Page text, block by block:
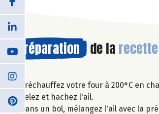
Préparation de la recette
Préchauffez votre four à 200°C en
Pelez et hachez l'ail.
Dans un bol, mélangez l'ail avec la